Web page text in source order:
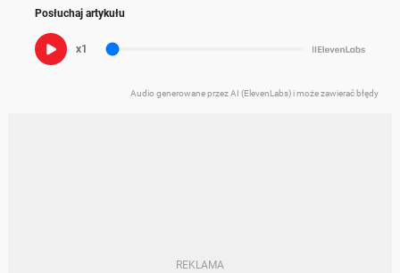
Posłuchaj artykułu
x1
Audio generowane przez AI (ElevenLabs) i może zawierać błędy